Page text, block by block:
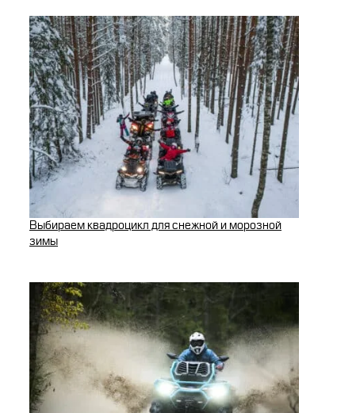
Выбираем квадроцикл для снежной и морозной
зимы